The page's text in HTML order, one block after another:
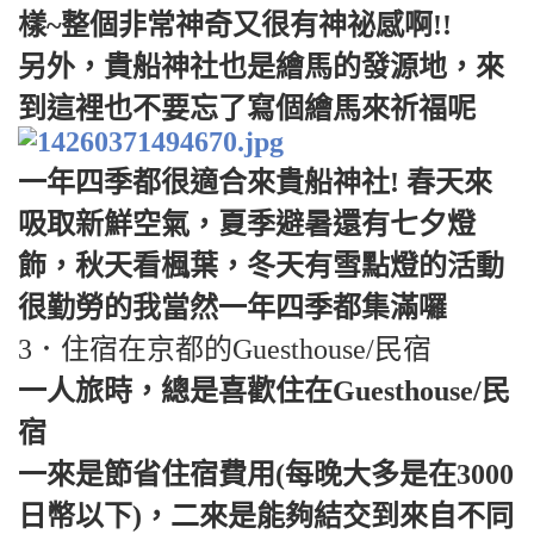
樣~整個非常神奇又很有神祕感啊!!
另外，貴船神社也是繪馬的發源地，來
到這裡也不要忘了寫個繪馬來祈福呢
一年四季都很適合來貴船神社! 春天來
吸取新鮮空氣，夏季避暑還有七夕燈
飾，秋天看楓葉，冬天有雪點燈的活動
很勤勞的我當然一年四季都集滿囉
3．住宿在京都的Guesthouse/民宿
一人旅時，總是喜歡住在Guesthouse/民
宿
一來是節省住宿費用(每晚大多是在3000
日幣以下)，二來是能夠結交到來自不同